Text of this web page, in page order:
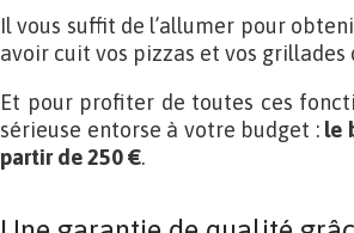
Il vous suffit de l’allumer pour
avoir cuit vos pizzas et vos
Et pour profiter de toutes ces
sérieuse entorse à votre budget :le
partir de 250 €.